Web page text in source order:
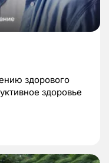
здорового
здоровье